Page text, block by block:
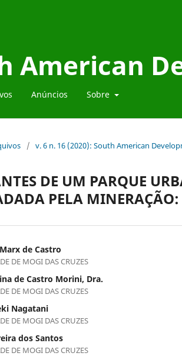
American
Anúncios Sobre
/ v. 6 n. 16 (2020): South American
DE UM PARQUE
PELA
de Castro
DE MOGI DAS CRUZES
de Castro Morini, Dra.
DE MOGI DAS CRUZES
Nagatani
DE MOGI DAS CRUZES
dos Santos
DE MOGI DAS CRUZES